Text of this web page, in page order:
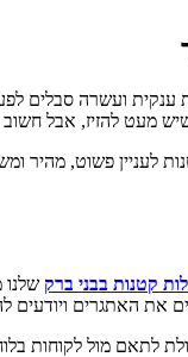
ועשרה סבלים
מעט להזיז, אבל
לעניין פשוט,
קטנות בבני ברק
את האתגרים ויודעים
לתאם מול לקוחות